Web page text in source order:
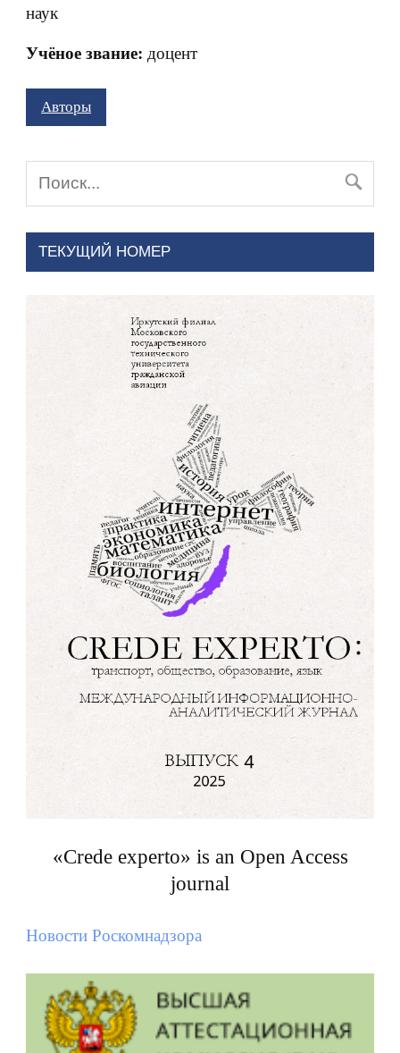
наук
Учёное звание: доцент
Авторы
ТЕКУЩИЙ НОМЕР
«Crede experto» is an Open Access
journal
Новости Роскомнадзора